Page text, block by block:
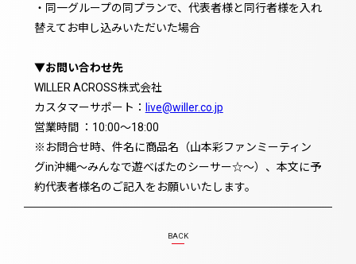
・同一グループの同プランで、代表者様と同行者様を入れ
替えてお申し込みいただいた場合
▼お問い合わせ先
WILLER ACROSS株式会社
カスタマーサポート： live@willer.co.jp
営業時間 ：10:00～18:00
※お問合せ時、件名に商品名（山本彩ファンミーティン
グin沖縄〜みんなで遊べばたのシーサー☆〜）、本文に予
約代表者様名のご記入をお願いいたします。
BACK